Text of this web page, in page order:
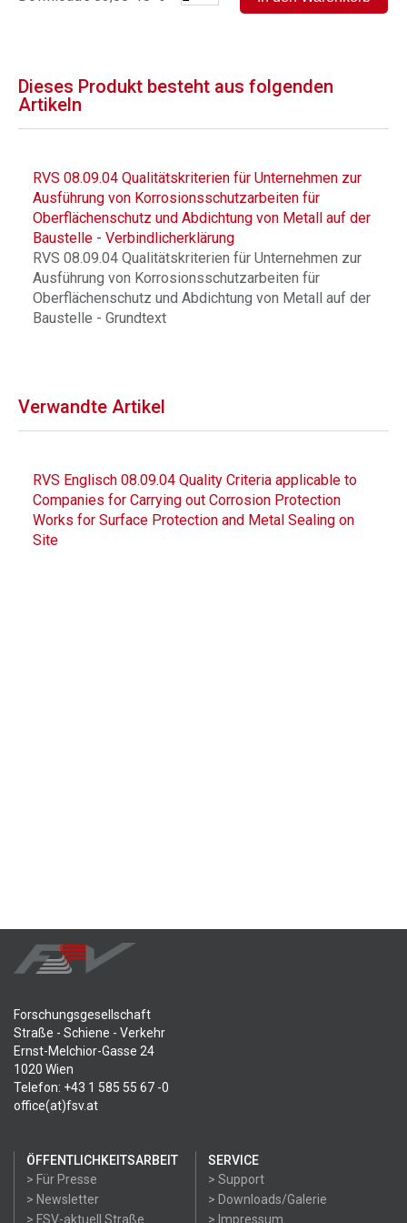
Dieses Produkt besteht aus folgenden
Artikeln
RVS 08.09.04 Qualitätskriterien für Unternehmen zur
Ausführung von Korrosionsschutzarbeiten für
Oberflächenschutz und Abdichtung von Metall auf der
Baustelle - Verbindlicherklärung
RVS 08.09.04 Qualitätskriterien für Unternehmen zur
Ausführung von Korrosionsschutzarbeiten für
Oberflächenschutz und Abdichtung von Metall auf der
Baustelle - Grundtext
Verwandte Artikel
RVS Englisch 08.09.04 Quality Criteria applicable to
Companies for Carrying out Corrosion Protection
Works for Surface Protection and Metal Sealing on
Site
Forschungsgesellschaft
Straße - Schiene - Verkehr
Ernst-Melchior-Gasse 24
1020 Wien
Telefon: +43 1 585 55 67 -0
office(at)fsv.at
ÖFFENTLICHKEITSARBEIT
> Für Presse
> Newsletter
> FSV-aktuell Straße
SERVICE
> Support
> Downloads/Galerie
> Impressum